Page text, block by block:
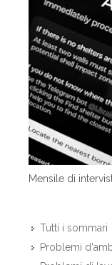
Mensile di
Tutti i sommari
Problemi